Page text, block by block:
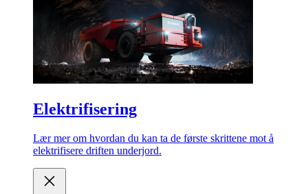
Elektrifisering
Lær mer om hvordan du kan ta de første skrittene mot å
elektrifisere driften underjord.